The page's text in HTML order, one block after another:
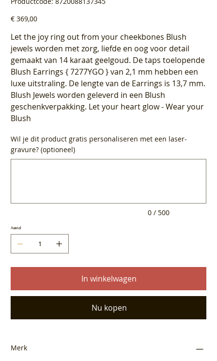
8720088137345
Prijs
€ 369,00
Let the joy ring out from your cheekbones Blush
jewels worden met zorg, liefde en oog voor detail
gemaakt van 14 karaat geelgoud. De taps toelopende
Blush Earrings { 7277YGO } van 2,1 mm hebben een
luxe uitstraling. De lengte van de Earrings is 13,7 mm.
Blush Jewels worden geleverd in een Blush
geschenkverpakking. Let your heart glow - Wear your
Blush
Wil je dit product gratis personaliseren met een laser-
gravure? (optioneel)
0 / 500
Aantal
In winkelwagen
Nu kopen
Merk